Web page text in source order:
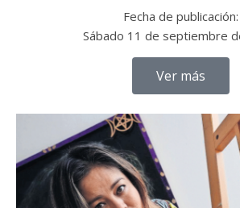
Fecha de publicación:
Sábado 11 de septiembre
Ver más